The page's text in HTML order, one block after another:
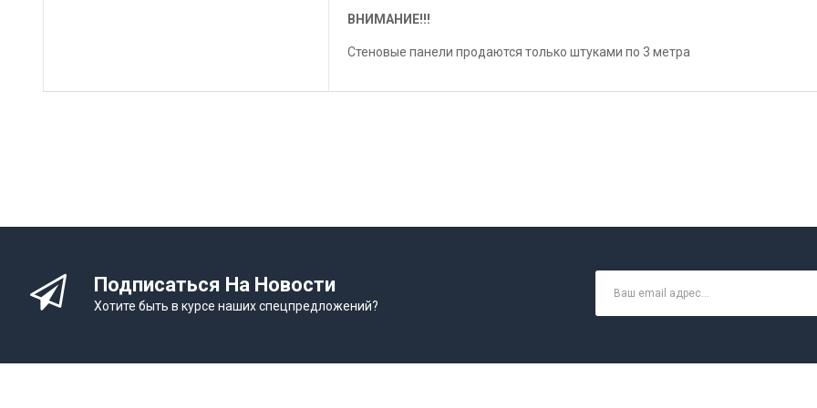
ВНИМАНИЕ!!!
Стеновые панели продаются только штуками по 3 метра
Подписаться На Новости
Хотите быть в курсе наших спецпредложений?